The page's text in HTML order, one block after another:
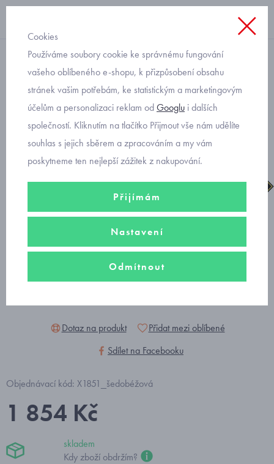
chlapecké
Primigi gore-tex 6894466
dětské kotníkové boty
Dotaz na produkt
Přidat mezi oblíbené
Sdílet na Facebooku
Objednávací kód: X1851_šedobéžová
1 854 Kč
skladem
Kdy zboží obdržím?
Cookies
Používáme soubory cookie ke správnému fungování
vašeho oblíbeného e-shopu, k přizpůsobení obsahu
stránek vašim potřebám, ke statistickým a marketingovým
účelům a personalizaci reklam odGooglu i dalších
společností. Kliknutím na tlačítko Přijmout vše nám udělíte
souhlas s jejich sběrem a zpracováním a my vám
poskytneme ten nejlepší zážitek z nakupování.
Přijímám
Nastavení
Odmítnout